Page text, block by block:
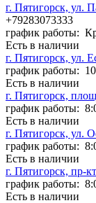
г. Пятигорск, ул.
+79283073333
график работы:
Есть в наличии
г. Пятигорск, ул.
график работы:
Есть в наличии
г. Пятигорск,
график работы:
Есть в наличии
г. Пятигорск, ул.
график работы:
Есть в наличии
г. Пятигорск, пр-
график работы:
Есть в наличии